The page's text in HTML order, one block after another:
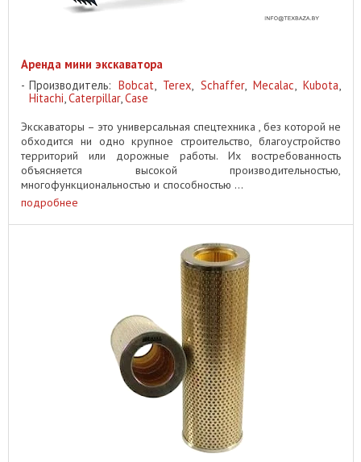
Аренда мини экскаватора
Производитель:Bobcat, Terex, Schaffer, Mecalac,Kubota,
Hitachi,Caterpillar,Case
Экскаваторы – это универсальная спецтехника , без которой не
обходится ни одно крупное строительство, благоустройство
территорий или дорожные работы. Их востребованность
объясняется высокой производительностью,
многофункциональностью и способностью ...
подробнее